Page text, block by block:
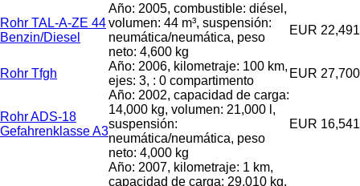
Rohr TAL-A-ZE 44
Benzin/Diesel
Año: 2005, combustible: diésel,
volumen: 44 m³, suspensión:
neumática/neumática, peso
neto: 4,600 kg
EUR 22,491
Rohr Tfgh
Año: 2006, kilometraje: 100 km,
ejes: 3, : 0 compartimento
EUR 27,700
Rohr ADS-18
Gefahrenklasse A3
Año: 2002, capacidad de carga:
14,000 kg, volumen: 21,000 l,
suspensión:
neumática/neumática, peso
neto: 4,000 kg
EUR 16,541
Año: 2007, kilometraje: 1 km,
capacidad de carga: 29,010 kg,